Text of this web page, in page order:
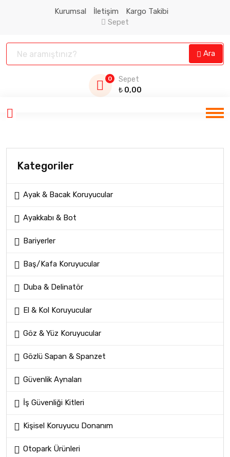
Kurumsal İletişim
Kargo Takibi
Sepet
Ara
0
Sepet
₺ 0,00
Kategoriler
Ayak & Bacak Koruyucular
Ayakkabı & Bot
Bariyerler
Baş/Kafa Koruyucular
Duba & Delinatör
El & Kol Koruyucular
Göz & Yüz Koruyucular
Gözlü Sapan & Spanzet
Güvenlik Aynaları
İş Güvenliği Kitleri
Kişisel Koruyucu Donanım
Otopark Ürünleri